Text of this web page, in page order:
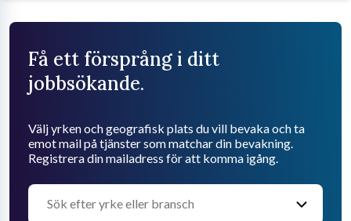
Få ett försprång i ditt
jobbsökande.
Välj yrken och geografisk plats du vill bevaka och ta
emot mail på tjänster som matchar din bevakning.
Registrera din mailadress för att komma igång.